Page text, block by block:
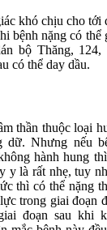
chịu cho tới
bệnh nặng có thể
bộ Thăng, 124,
có thể day dầu.
thuộc loại
dữ. Nhưng nếu
hành hung
y là rất nhẹ, tuy
thì có thể nặng
trong giai đoạn
đoạn sau khi